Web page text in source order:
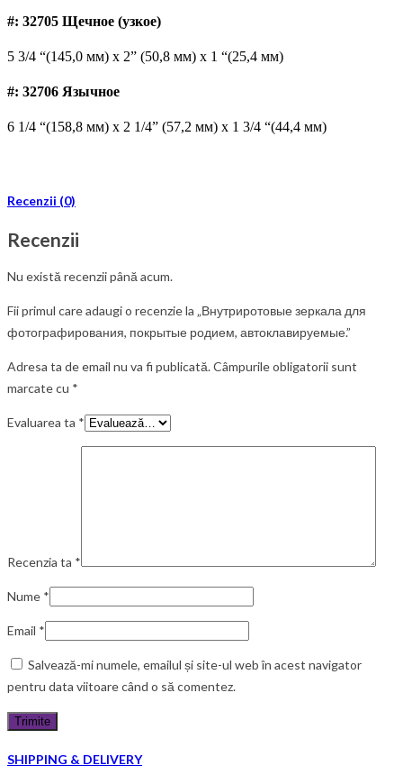
#: 32705 Щечное (узкое)
5 3/4 “(145,0 мм) x 2” (50,8 мм) x 1 “(25,4 мм)
#: 32706 Язычное
6 1/4 “(158,8 мм) x 2 1/4” (57,2 мм) x 1 3/4 “(44,4 мм)
Recenzii (0)
Recenzii
Nu există recenzii până acum.
Fii primul care adaugi o recenzie la „Внутриротовые зеркала для
фотографирования, покрытые родием, автоклавируемые.”
Adresa ta de email nu va fi publicată.Câmpurile obligatorii sunt
marcate cu *
Evaluarea ta *
Recenzia ta *
Nume *
Email *
Salvează-mi numele, emailul și site-ul web în acest navigator
pentru data viitoare când o să comentez.
SHIPPING & DELIVERY